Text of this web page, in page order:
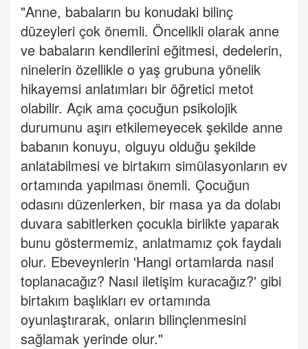
"Anne, babaların bu konudaki bilinç
düzeyleri çok önemli. Öncelikli olarak anne
ve babaların kendilerini eğitmesi, dedelerin,
ninelerin özellikle o yaş grubuna yönelik
hikayemsi anlatımları bir öğretici metot
olabilir. Açık ama çocuğun psikolojik
durumunu aşırı etkilemeyecek şekilde anne
babanın konuyu, olguyu olduğu şekilde
anlatabilmesi ve birtakım simülasyonların ev
ortamında yapılması önemli. Çocuğun
odasını düzenlerken, bir masa ya da dolabı
duvara sabitlerken çocukla birlikte yaparak
bunu göstermemiz, anlatmamız çok faydalı
olur. Ebeveynlerin 'Hangi ortamlarda nasıl
toplanacağız? Nasıl iletişim kuracağız?' gibi
birtakım başlıkları ev ortamında
oyunlaştırarak, onların bilinçlenmesini
sağlamak yerinde olur."